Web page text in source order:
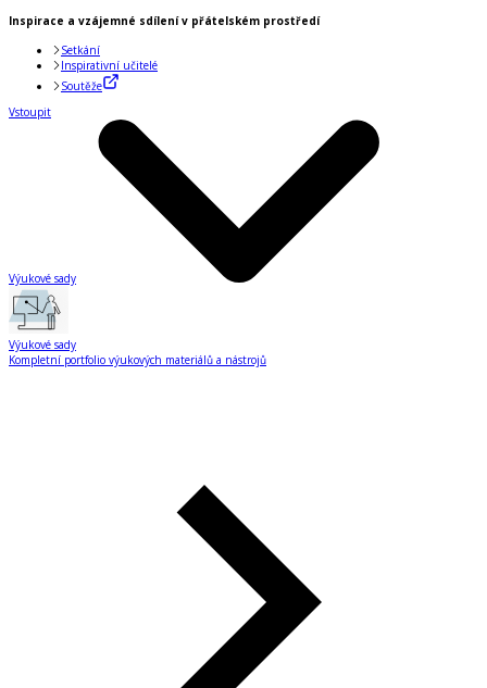
Inspirace a vzájemné sdílení v přátelském prostředí
Setkání
Inspirativní učitelé
Soutěže
Vstoupit
Výukové sady
Výukové sady
Kompletní portfolio výukových materiálů a nástrojů